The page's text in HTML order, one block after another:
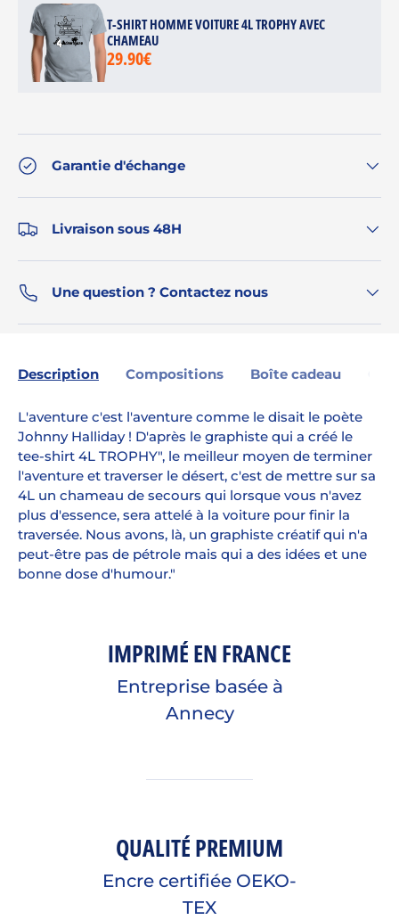
T-SHIRT HOMME VOITURE 4L TROPHY AVEC
CHAMEAU
29.90€
Garantie d'échange
Livraison sous 48H
Une question ? Contactez nous
Description Compositions Boîte cadeau
L'aventure c'est l'aventure comme le disait le poète
Johnny Halliday ! D'après le graphiste qui a créé le
tee-shirt 4L TROPHY", le meilleur moyen de terminer
l'aventure et traverser le désert, c'est de mettre sur sa
4L un chameau de secours qui lorsque vous n'avez
plus d'essence, sera attelé à la voiture pour finir la
traversée. Nous avons, là, un graphiste créatif qui n'a
peut-être pas de pétrole mais qui a des idées et une
bonne dose d'humour."
IMPRIMÉ EN FRANCE
Entreprise basée à
Annecy
QUALITÉ PREMIUM
Encre certifiée OEKO-
TEX